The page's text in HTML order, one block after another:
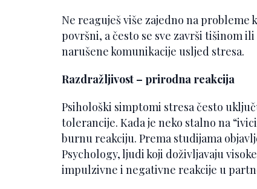
Ne reaguješ više zajedno na probleme
površni, a često se sve završi tišinom
narušene komunikacije usljed stresa.
Razdražljivost – prirodna reakcija
Psihološki simptomi stresa često
tolerancije. Kada je neko stalno na
burnu reakciju. Prema studijama
Psychology, ljudi koji doživljavaju
impulzivne i negativne reakcije u